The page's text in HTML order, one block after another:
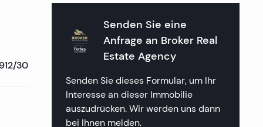
Immobilien
in Dubrovnik
in Rogoznica
in Primosten
in Opatija
in Crikvenica
in Kroatien
ein externer Mitarbeiter
Fragen
30
Senden Sie eine
Anfrage an Broker Real
Estate Agency
Senden Sie dieses Formular, um Ihr
Interesse an dieser Immobilie
auszudrücken. Wir werden uns dann
bei Ihnen melden.